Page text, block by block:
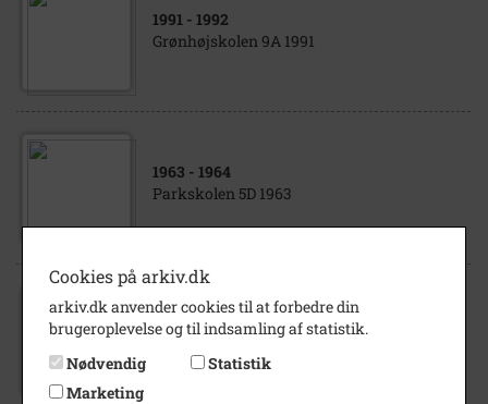
1991 - 1992
Grønhøjskolen 9A 1991
1963 - 1964
Parkskolen 5D 1963
1971- 1972
Cookies på arkiv.dk
arkiv.dk anvender cookies til at forbedre din
brugeroplevelse og til indsamling af statistik.
Nødvendig
Statistik
Marketing